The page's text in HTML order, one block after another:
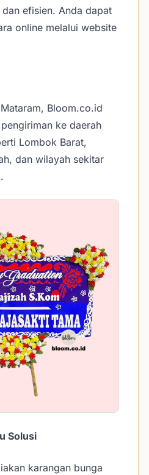
efisien. Anda dapat
online melalui website
Bloom.co.id
ke daerah
Lombok Barat,
dan wilayah sekitar
Solusi
karangan bunga